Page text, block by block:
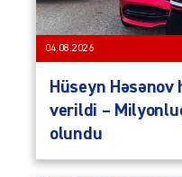
04.08.2026
Hüseyn Həsənov
verildi –
olundu